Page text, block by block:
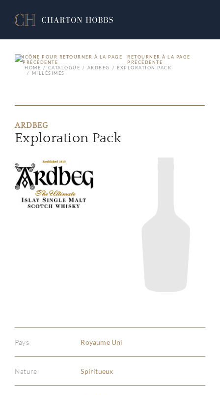
RETOURNER À LA PAGE
PRÉCÉDENTE
HOME
CATALOGUE ARDBEG
EXPLORATION PACK
MILLÉSIMES
ARDBEG
Exploration Pack
Pays Royaume Uni
Nature Spiritueux